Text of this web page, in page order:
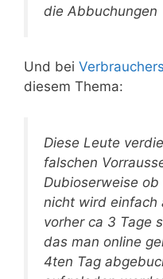
die Abbuchungen
Und bei
diesem Thema:
Diese Leute
falschen
Dubioserweise
nicht wird einfach
vorher ca 3 Tage
das man online
4ten Tag